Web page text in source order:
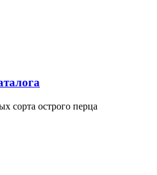
сорта острого перца